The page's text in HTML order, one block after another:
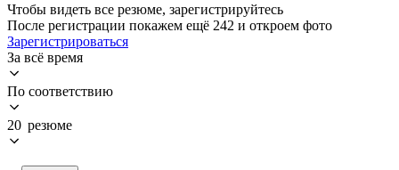
Чтобы видеть все резюме, зарегистрируйтесь
После регистрации покажем ещё 242 и откроем фото
Зарегистрироваться
За всё время
По соответствию
20 резюме